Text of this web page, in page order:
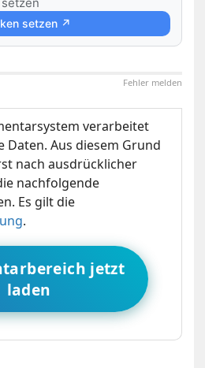
setzen ↗
Fehler melden
verarbeitet
Daten. Aus diesem Grund
nach ausdrücklicher
nachfolgende
Es gilt die
.
jetzt
laden